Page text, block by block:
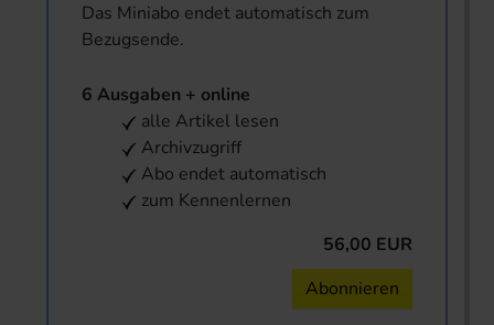
Das Miniabo endet automatisch zum
Bezugsende.
6 Ausgaben + online
alle Artikel lesen
Archivzugriff
Abo endet automatisch
zum Kennenlernen
56,00 EUR
Abonnieren